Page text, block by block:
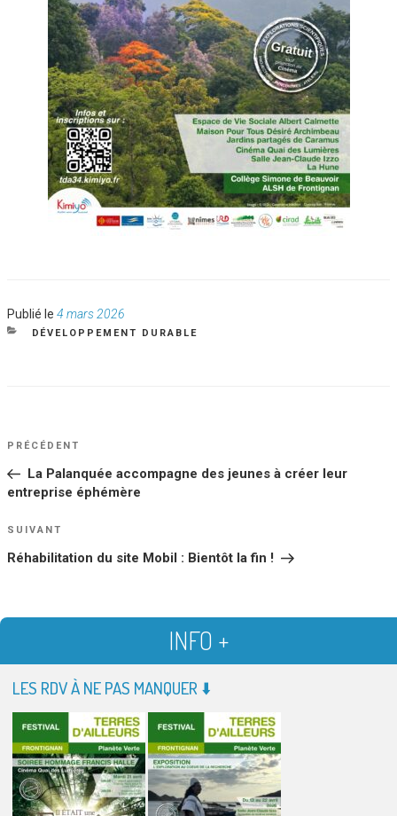
Publié le Publié
le
4 mars 2026
CATÉGORIES
DÉVELOPPEMENT DURABLE
NAVIGATION
DE
L’ARTICLE
Article
PRÉCÉDENT
La Palanquée accompagne des jeunes à créer leur
entreprise éphémère
Article
SUIVANT
Réhabilitation du site Mobil : Bientôt la fin !
INFO +
LES RDV À NE PAS MANQUER ⬇️